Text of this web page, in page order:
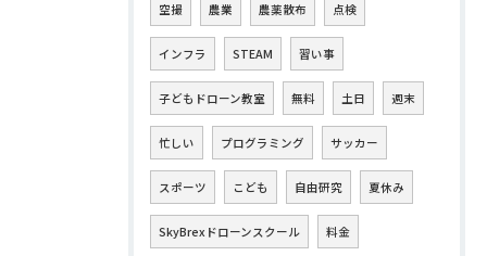
空撮 農業 農薬散布 点検
インフラ STEAM 習い事
子どもドローン教室 無料 土日 週末
忙しい プログラミング サッカー
スポーツ こども 自由研究 夏休み
SkyBrexドローンスクール 料金